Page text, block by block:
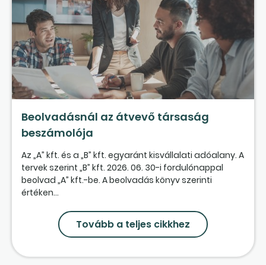
Beolvadásnál az átvevő társaság
beszámolója
Az „A” kft. és a „B” kft. egyaránt kisvállalati adóalany. A
tervek szerint „B” kft. 2026. 06. 30-i fordulónappal
beolvad „A” kft.-be. A beolvadás könyv szerinti
értéken...
Tovább a teljes cikkhez